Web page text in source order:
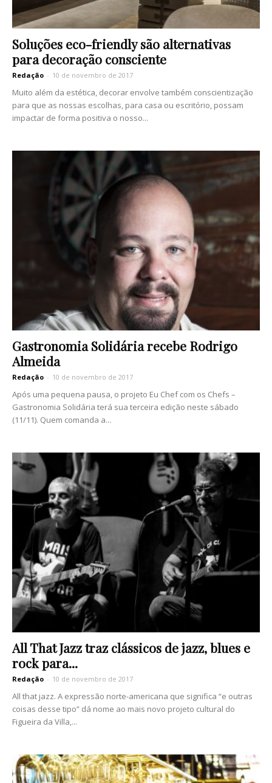
Soluções eco-friendly são alternativas
para decoração consciente
Redação - 10 de novembro de 2017
Muito além da estética, decorar envolve também conscientização
para que as nossas escolhas, para casa ou escritório, possam
impactar de forma positiva o nosso...
Gastronomia Solidária recebe Rodrigo
Almeida
Redação - 10 de novembro de 2017
Após uma pequena pausa, o projeto Eu Chef com os Chefs –
Gastronomia Solidária terá sua terceira edição neste sábado
(11/11). Quem comanda a...
All That Jazz traz clássicos de jazz, blues e
rock para...
Redação - 10 de novembro de 2017
All that jazz. A expressão norte-americana que significa “e outras
coisas desse tipo” dá nome ao mais novo projeto cultural do
Figueira da Villa,...